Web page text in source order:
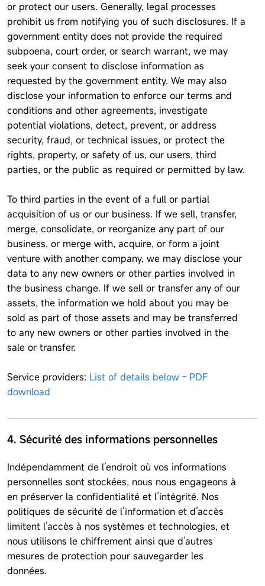
or protect our users. Generally, legal processes
prohibit us from notifying you of such disclosures. If a
government entity does not provide the required
subpoena, court order, or search warrant, we may
seek your consent to disclose information as
requested by the government entity. We may also
disclose your information to enforce our terms and
conditions and other agreements, investigate
potential violations, detect, prevent, or address
security, fraud, or technical issues, or protect the
rights, property, or safety of us, our users, third
parties, or the public as required or permitted by law.
To third parties in the event of a full or partial
acquisition of us or our business. If we sell, transfer,
merge, consolidate, or reorganize any part of our
business, or merge with, acquire, or form a joint
venture with another company, we may disclose your
data to any new owners or other parties involved in
the business change. If we sell or transfer any of our
assets, the information we hold about you may be
sold as part of those assets and may be transferred
to any new owners or other parties involved in the
sale or transfer.
Service providers: List of details below - PDF
download
4. Sécurité des informations personnelles
Indépendamment de l’endroit où vos informations
personnelles sont stockées, nous nous engageons à
en préserver la confidentialité et l’intégrité. Nos
politiques de sécurité de l’information et d’accès
limitent l’accès à nos systèmes et technologies, et
nous utilisons le chiffrement ainsi que d’autres
mesures de protection pour sauvegarder les
données.